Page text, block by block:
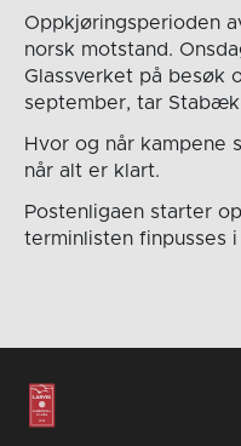
Oppkjøringsperioden
norsk motstand.
Glassverket på besøk
september, tar
Hvor og når kampene
når alt er klart.
Postenligaen starter
terminlisten finpusses